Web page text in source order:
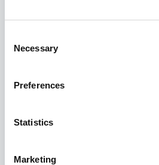
Selection
Necessary
Preferences
Statistics
Marketing